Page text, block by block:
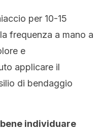
per 10-15
frequenza a mano a
e
applicare il
di bendaggio
individuare